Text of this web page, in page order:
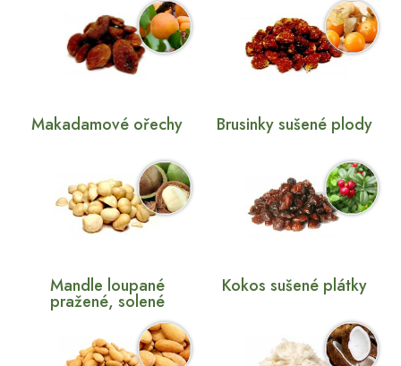
Makadamové ořechy Brusinky sušené plody
Mandle loupané
pražené, solené
Kokos sušené plátky